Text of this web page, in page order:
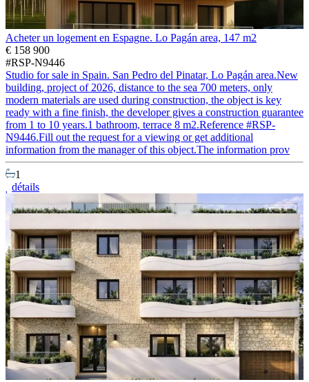
Acheter un logement en Espagne. Lo Pagán area, 147 m2
€ 158 900
#RSP-N9446
Studio for sale in Spain. San Pedro del Pinatar, Lo Pagán area.New
building, project of 2026, distance to the sea 700 meters, only
modern materials are used during construction, the object is key
ready with a fine finish, the developer gives a construction guarantee
from 1 to 10 years.1 bathroom, terrace 8 m2.Reference #RSP-
N9446.Fill out the request for a viewing or get additional
information from the manager of this object.The information prov
1
détails